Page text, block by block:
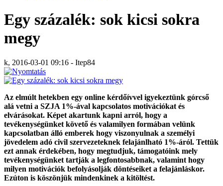
Egy százalék: sok kicsi sokra
megy
k, 2016-03-01 09:16 - Itep84
Az elmúlt hetekben egy online kérdőívvel igyekeztünk górcső
alá vetni a SZJA 1%-ával kapcsolatos motivációkat és
elvárásokat. Képet akartunk kapni arról, hogy a
tevékenységünket követő és valamilyen formában velünk
kapcsolatban álló emberek hogy viszonyulnak a személyi
jövedelem adó civil szervezeteknek felajánlható 1%-áról. Tettük
ezt annak érdekében, hogy megtudjuk, támogatóink mely
tevékenységünket tartják a legfontosabbnak, valamint hogy
milyen motivációk befolyásolják döntéseiket a felajánláskor.
Ezúton is köszönjük mindenkinek a kitöltést.